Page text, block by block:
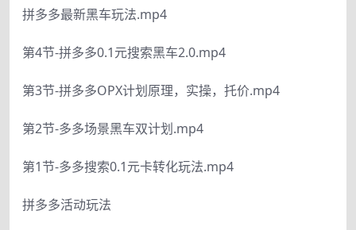
拼多多最新黑车玩法.mp4
第4节-拼多多0.1元搜索黑车2.0.mp4
第3节-拼多多OPX计划原理，实操，托价.mp4
第2节-多多场景黑车双计划.mp4
第1节-多多搜索0.1元卡转化玩法.mp4
拼多多活动玩法